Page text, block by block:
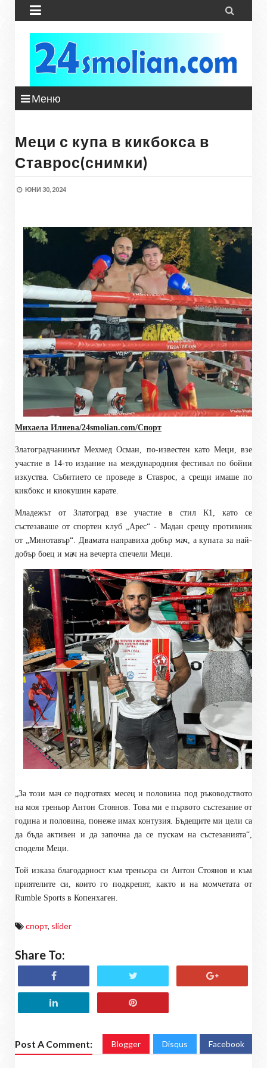
 
Меню
Меци с купа в кикбокса в
Ставрос(снимки)
ЮНИ 30, 2024
Михаела Илиева/24smolian.com/Спорт
Златоградчанинът Мехмед Осман, по-известен като Меци, взе
участие в 14-то издание на международния фестивал по бойни
изкуства. Събитието се проведе в Ставрос, а срещи имаше по
кикбокс и киокушин карате.
Младежът от Златоград взе участие в стил К1, като се
състезаваше от спортен клуб „Арес“ - Мадан срещу противник
от „Минотавър“. Двамата направиха добър мач, а купата за най-
добър боец и мач на вечерта спечели Меци.
„За този мач се подготвях месец и половина под ръководството
на моя треньор Антон Стоянов. Това ми е първото състезание от
година и половина, понеже имах контузия. Бъдещите ми цели са
да бъда активен и да започна да се пускам на състезанията“,
сподели Меци.
Той изказа благодарност към треньора си Антон Стоянов и към
приятелите си, които го подкрепят, както и на момчетата от
Rumble Sports в Копенхаген.
спорт, slider
Share To:
Post A Comment: Blogger Disqus Facebook